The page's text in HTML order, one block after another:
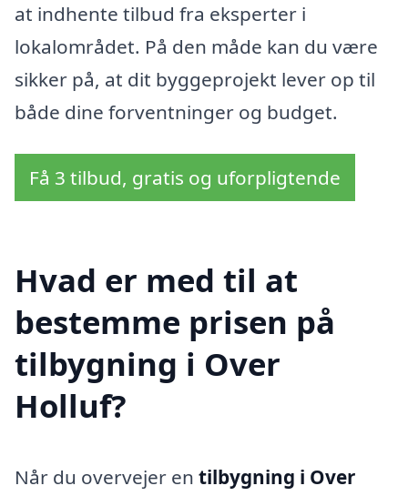
at indhente tilbud fra eksperter i
lokalområdet. På den måde kan du være
sikker på, at dit byggeprojekt lever op til
både dine forventninger og budget.
Få 3 tilbud, gratis og uforpligtende
Hvad er med til at
bestemme prisen på
tilbygning i Over
Holluf?
Når du overvejer en tilbygning i Over